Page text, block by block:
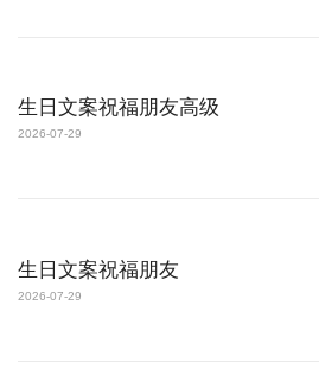
生日文案祝福朋友高级
2026-07-29
生日文案祝福朋友
2026-07-29